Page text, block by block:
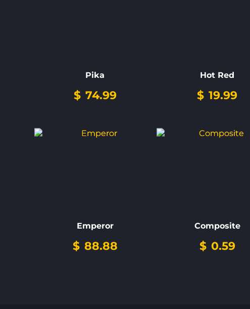
Pika
$ 74.99
Hot Red
$ 19.99
Emperor
$ 88.88
Composite
$ 0.59